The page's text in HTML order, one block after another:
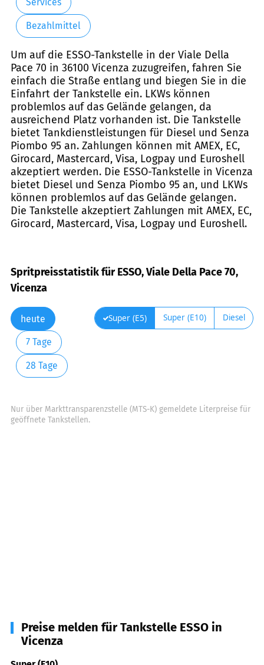
Services
Bezahlmittel
Um auf die ESSO-Tankstelle in der Viale Della
Pace 70 in 36100 Vicenza zuzugreifen, fahren Sie
einfach die Straße entlang und biegen Sie in die
Einfahrt der Tankstelle ein. LKWs können
problemlos auf das Gelände gelangen, da
ausreichend Platz vorhanden ist. Die Tankstelle
bietet Tankdienstleistungen für Diesel und Senza
Piombo 95 an. Zahlungen können mit AMEX, EC,
Girocard, Mastercard, Visa, Logpay und Euroshell
akzeptiert werden. Die ESSO-Tankstelle in Vicenza
bietet Diesel und Senza Piombo 95 an, und LKWs
können problemlos auf das Gelände gelangen.
Die Tankstelle akzeptiert Zahlungen mit AMEX, EC,
Girocard, Mastercard, Visa, Logpay und Euroshell.
Spritpreisstatistik für ESSO, Viale Della Pace 70,
Vicenza
heute
7 Tage
28 Tage
Super (E5) Super (E10) Diesel
Nur über Markttransparenzstelle (MTS-K) gemeldete Literpreise für
geöffnete Tankstellen.
Preise melden für Tankstelle ESSO in
Vicenza